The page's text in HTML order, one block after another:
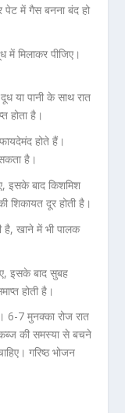
पेट में गैस बनना बंद हो
मिलाकर पीजिए।
या पानी के साथ रात
होता है।
होते हैं।
है।
इसके बाद किशमिश
शिकायत दूर होती है।
है, खाने में भी पालक
इसके बाद सुबह
होती है।
6-7 मुनक्‍का रोज रात
की समस्‍या से बचने
गरिष्ठ भोजन